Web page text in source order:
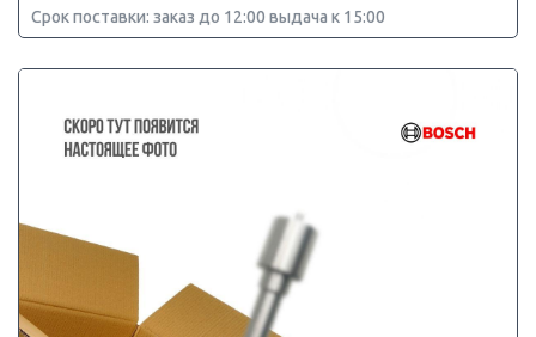
Срок поставки: заказ до 12:00 выдача к 15:00